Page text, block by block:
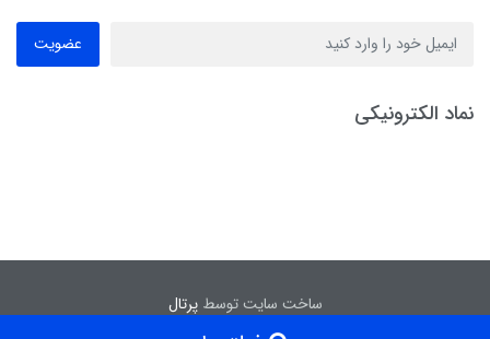
عضویت
نماد الکترونیکی
ساخت سایت توسطپرتال